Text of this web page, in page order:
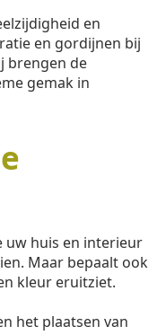
en
en gordijnen bij
brengen de
gemak in
uw huis en interieur
Maar bepaalt ook
kleur eruitziet.
het plaatsen van